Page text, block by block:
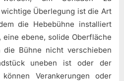
Überlegung ist die Art
die Hebebühne installiert
ebene, solide Oberfläche
Bühne nicht verschieben
uneben ist oder der
Verankerungen oder